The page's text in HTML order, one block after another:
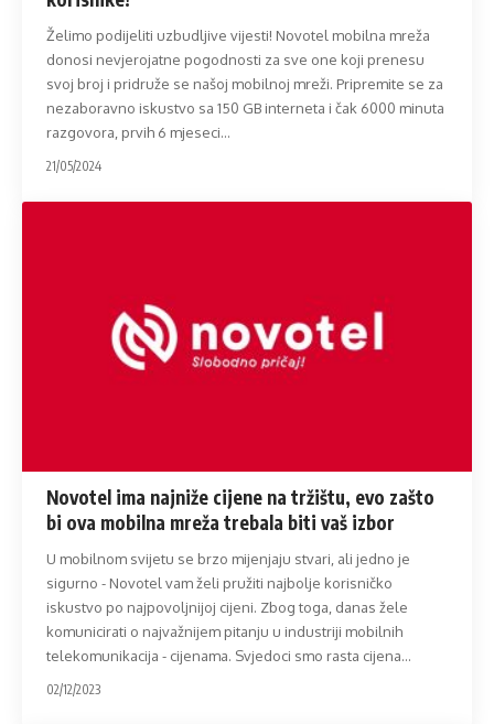
Želimo podijeliti uzbudljive vijesti! Novotel mobilna mreža
donosi nevjerojatne pogodnosti za sve one koji prenesu
svoj broj i pridruže se našoj mobilnoj mreži. Pripremite se za
nezaboravno iskustvo sa 150 GB interneta i čak 6000 minuta
razgovora, prvih 6 mjeseci…
21/05/2024
Novotel ima najniže cijene na tržištu, evo zašto
bi ova mobilna mreža trebala biti vaš izbor
U mobilnom svijetu se brzo mijenjaju stvari, ali jedno je
sigurno - Novotel vam želi pružiti najbolje korisničko
iskustvo po najpovoljnijoj cijeni. Zbog toga, danas žele
komunicirati o najvažnijem pitanju u industriji mobilnih
telekomunikacija - cijenama. Svjedoci smo rasta cijena…
02/12/2023